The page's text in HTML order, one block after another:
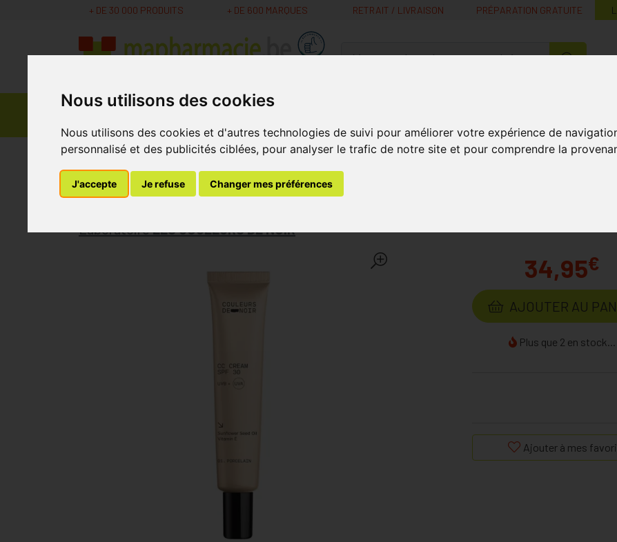
Nous utilisons des cookies
Nous utilisons des cookies et d'autres technologies de suivi pour améliorer votre expérience de
personnalisé et des publicités ciblées, pour analyser le trafic de notre site et pour comprendre la
J'accepte Je refuse Changer mes préférences
+ DE 30 000 PRODUITS + DE 600 MARQUES RETRAIT / LIVRAISON PRÉPARATION GRATUITE
MaPharmacie.be ma santé, mes conseils, mes prix
Parapharmacie -
MaPharmacie.be Parapharmacie - Cosmétiques Soins du Visage Hydratation du Visage Couleurs De
Couleurs De Noir Cc Cream Spf30 01
LaboratoireLES COULEURS DE NOIR
34,95€
AJOUTER AU
Plus que 2 en stock...
Ajouter à mes